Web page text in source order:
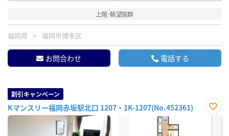
上階･眺望抜群
福岡県 福岡市博多区
お問合わせ 電話する
割引キャンペーン
Kマンスリー福岡赤坂駅北口 1207・1K-1207(No.452361)
お気